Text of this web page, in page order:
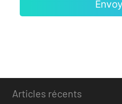
Articles récents